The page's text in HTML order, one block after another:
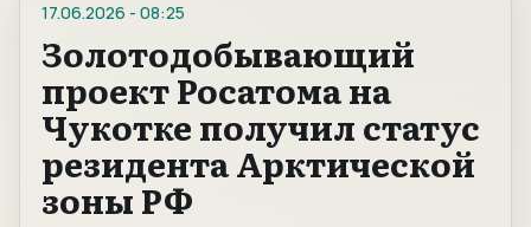
17.06.2026 - 08:25
Золотодобывающий
проект Росатома на
Чукотке получил статус
резидента Арктической
зоны РФ